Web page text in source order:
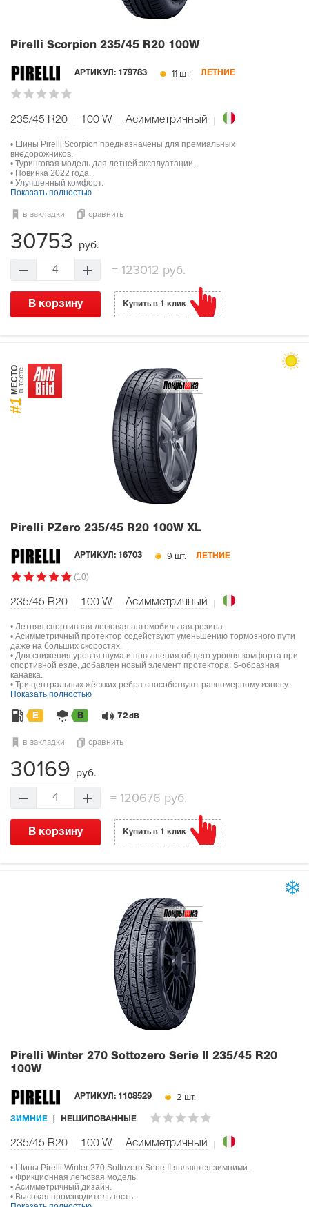
Pirelli Scorpion 235/45 R20 100W
АРТИКУЛ: 179783 11 шт. ЛЕТНИЕ
235/45 R20 100 W Асимметричный
• Шины Pirelli Scorpion предназначены для премиальных
внедорожников.
• Туринговая модель для летней эксплуатации.
• Новинка 2022 года.
• Улучшенный комфорт.
Показать полностью
в закладки сравнить
30753 руб.
4 = 123012 руб.
В корзину Купить в 1 клик
#1
МЕСТОв тесте
Pirelli PZero 235/45 R20 100W XL
АРТИКУЛ: 16703 9 шт. ЛЕТНИЕ
(10)
235/45 R20 100 W Асимметричный
• Летняя спортивная легковая автомобильная резина.
• Асимметричный протектор содействуют уменьшению тормозного пути
даже на больших скоростях.
• Для снижения уровня шума и повышения общего уровня комфорта при
спортивной езде, добавлен новый элемент протектора: S-образная
канавка.
• Три центральных жёстких ребра способствуют равномерному износу.
Показать полностью
E B 72 dB
в закладки сравнить
30169 руб.
4 = 120676 руб.
В корзину Купить в 1 клик
Pirelli Winter 270 Sottozero Serie II 235/45 R20
100W
АРТИКУЛ: 1108529 2 шт.
ЗИМНИЕ НЕШИПОВАННЫЕ
235/45 R20 100 W Асимметричный
• Шины Pirelli Winter 270 Sottozero Serie II являются зимними.
• Фрикционная легковая модель.
• Асимметричный дизайн.
• Высокая производительность.